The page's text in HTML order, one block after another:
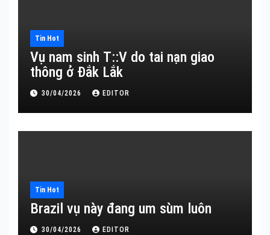
Tin Hot
Vụ nam sinh T::V do tai nạn giao
thông ở Đắk Lắk
30/04/2026 EDITOR
Tin Hot
Brazil vụ này đang um sùm luôn
30/04/2026 EDITOR